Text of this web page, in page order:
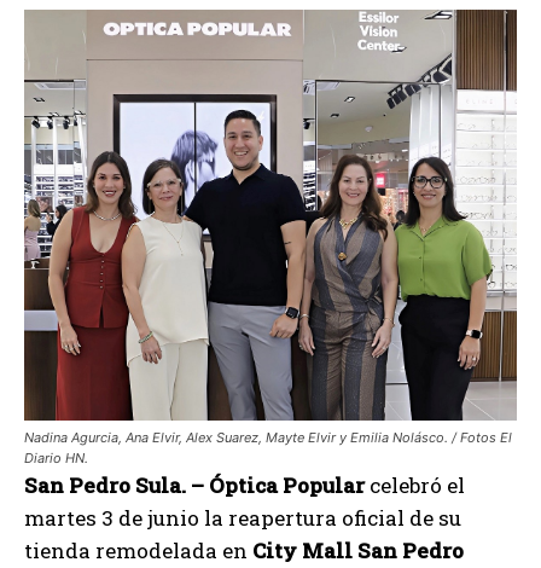
Nadina Agurcia, Ana Elvir, Alex Suarez, Mayte Elvir y Emilia Nolásco. / Fotos El
Diario HN.
San Pedro Sula. – Óptica Popularcelebró el
martes 3 de junio la reapertura oficial de su
tienda remodelada en City Mall San Pedro